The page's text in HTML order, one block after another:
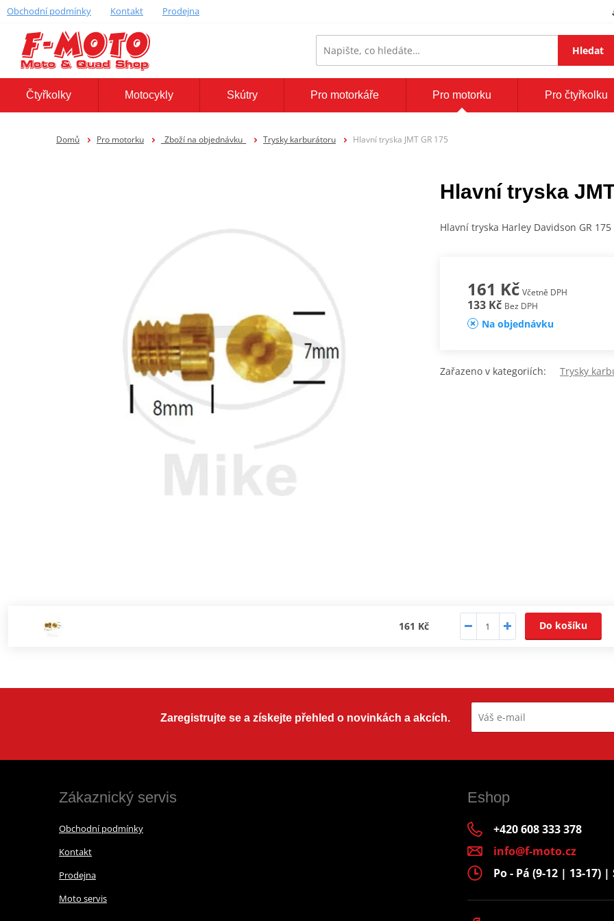
Obchodní podmínky Kontakt Prodejna
Hledat
Čtyřkolky Motocykly Skútry Pro motorkáře Pro motorku Pro čtyřkolku
Domů Pro motorku _Zboží na objednávku_ Trysky karburátoru Hlavní tryska JMT GR 175
Hlavní tryska
Hlavní tryska Harley Davidson GR 175
161 Kč Včetně DPH
133 Kč Bez DPH
Na objednávku
Zařazeno v kategoriích: Trysky
161 Kč Do košíku
Zaregistrujte se a získejte přehled o novinkách a akcích.
Zákaznický servis
Obchodní podmínky
Kontakt
Prodejna
Moto servis
Eshop
+420 608 333 378
info@f-moto.cz
Po - Pá (9-12 | 13-17) |